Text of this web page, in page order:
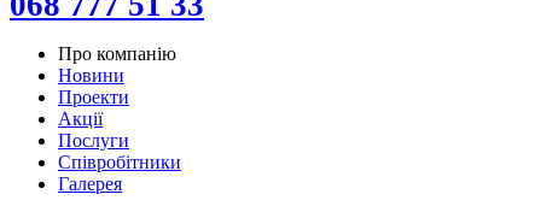
Про компанію
Новини
Проекти
Акції
Послуги
Співробітники
Галерея